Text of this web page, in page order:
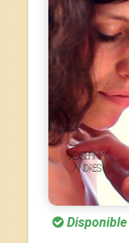
Disponible